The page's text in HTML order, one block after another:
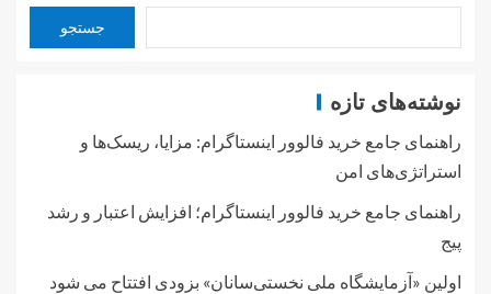
جستجو
نوشته‌های تازه
راهنمای جامع خرید فالوور اینستاگرام: مزایا، ریسک‌ها و
استراتژی‌های امن
راهنمای جامع خرید فالوور اینستاگرام؛ افزایش اعتبار و رشد
پیج
اولین «آزمایشگاه ملی نخستی‌سانان» بزودی افتتاح می شود